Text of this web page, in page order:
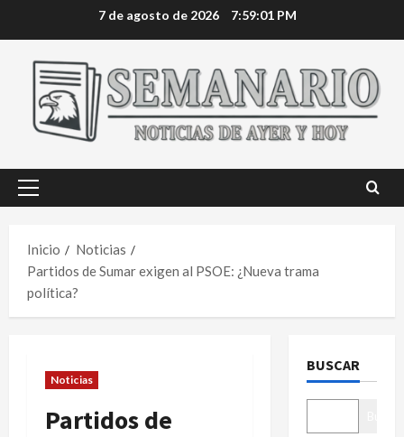
7 de agosto de 2026 7:59:02 PM
Menú
Inicio
Noticias
Partidos de Sumar exigen al PSOE: ¿Nueva trama
política?
Noticias
Partidos de
BUSCAR